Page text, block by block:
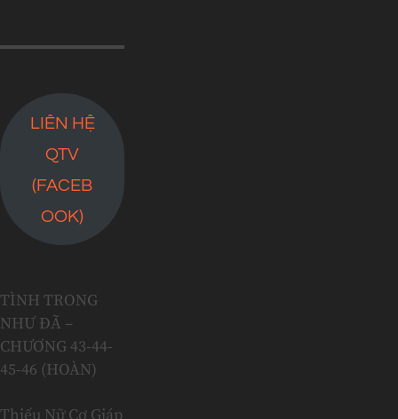
LIÊN HỆ
QTV
(FACEB
OOK)
TÌNH TRONG
NHƯ ĐÃ –
CHƯƠNG 43-44-
45-46 (HOÀN)